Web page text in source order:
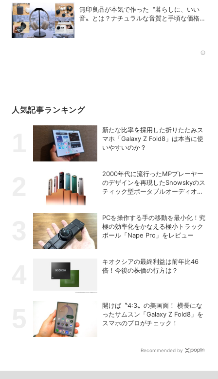
無印良品が本気で作った〝暮らしに、いい
音〟とは？ナチュラルな音質と手頃な価格を
人気記事ランキング
新たな比率を採用した折りたたみス
マホ「Galaxy Z Fold8」は本当に使
いやすいのか？
2000年代に流行ったMPプレーヤー
のデザインを再現したSnowskyのス
ティック型ポータブルオーディオプ
PCを操作する手の移動を最小化！究
極の効率化をかなえる極小トラック
ボール「Nape Pro」をレビュー
キオクシアの最終利益は前年比46
倍！今後の株価の行方は？
開けば〝4:3〟の美画面！ 横長にな
ったサムスン「Galaxy Z Fold8」を
スマホのプロがチェック！
Recommended by